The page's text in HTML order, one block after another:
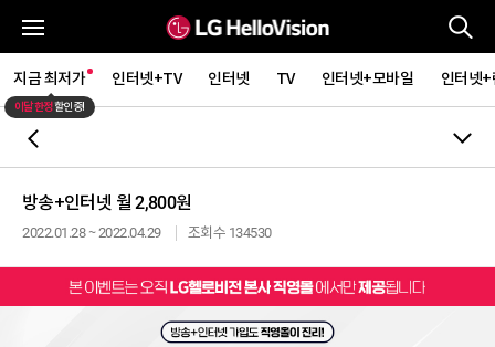
지금 최저가 인터넷+TV 인터넷 TV 인터넷+모바일 인터넷+
이달 한정할인중!
방송+인터넷 월 2,800원
2022.01.28 ~ 2022.04.29 조회수 134530